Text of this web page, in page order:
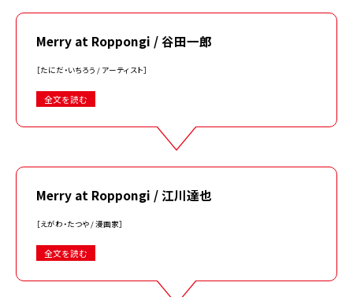
Merry at Roppongi / 谷田一郎
［たにだ・いちろう / アーティスト］
全文を読む
Merry at Roppongi / 江川達也
［えがわ・たつや / 漫画家］
全文を読む